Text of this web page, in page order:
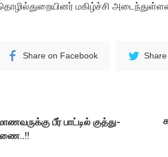
மகிழ்ச்சி
Share on Facebook
பீர் பாட்டில் குத்து-